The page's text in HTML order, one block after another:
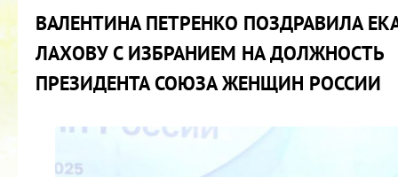
ВАЛЕНТИНА ПЕТРЕНКО ПОЗДРАВИЛА
ЛАХОВУ С ИЗБРАНИЕМ НА ДОЛЖНОСТЬ
ПРЕЗИДЕНТА СОЮЗА ЖЕНЩИН РОССИИ